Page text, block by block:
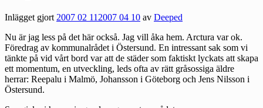
Inlägget gjort2007 02 112007 04 10 av Deeped
Nu är jag less på det här också. Jag vill åka hem. Arctura var ok.
Föredrag av kommunalrådet i Östersund. En intressant sak som vi
tänkte på vid vårt bord var att de städer som faktiskt lyckats att skapa
ett momentum, en utveckling, leds ofta av rätt gråsossiga äldre
herrar: Reepalu i Malmö, Johansson i Göteborg och Jens Nilsson i
Östersund.